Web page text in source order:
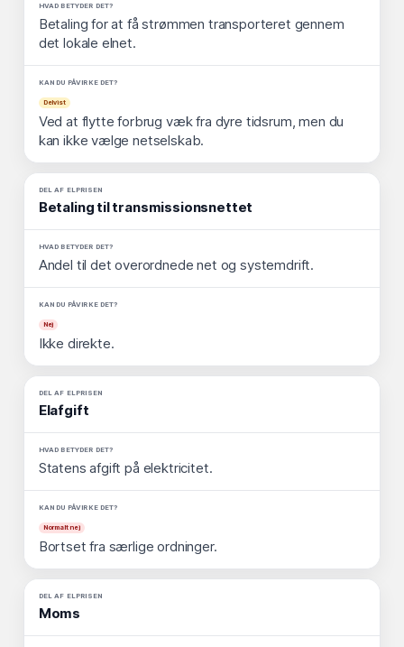
Betaling for at få strømmen transporteret gennem
det lokale elnet.
Delvist
Ved at flytte forbrug væk fra dyre tidsrum, men du
kan ikke vælge netselskab.
Betaling til transmissionsnettet
Andel til det overordnede net og systemdrift.
Nej
Ikke direkte.
Elafgift
Statens afgift på elektricitet.
Normalt nej
Bortset fra særlige ordninger.
Moms